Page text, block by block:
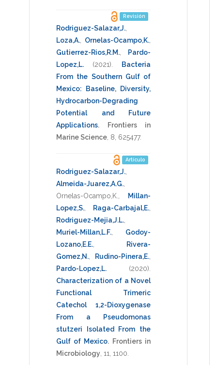
Revisión
Rodriguez-Salazar,J.
Loza,A.
Ornelas-Ocampo,K.
Gutierrez-Rios,R.M.
Pardo-
Lopez,L.
(2021)
Bacteria
From the Southern Gulf of
Mexico: Baseline, Diversity,
Hydrocarbon-Degrading
Potential and Future
Applications.
Frontiers in
Marine Science 8 625477.
Artículo
Rodriguez-Salazar,J.
Almeida-Juarez,A.G.
Ornelas-Ocampo,K.
Millan-
Lopez,S.
Raga-Carbajal,E.
Rodriguez-Mejia,J.L.
Muriel-Millan,L.F.
Godoy-
Lozano,E.E.
Rivera-
Gomez,N.
Rudino-Pinera,E.
Pardo-Lopez,L.
(2020)
Characterization of a Novel
Functional Trimeric
Catechol 1,2-Dioxygenase
From a Pseudomonas
stutzeri Isolated From the
Gulf of Mexico. Frontiers in
Microbiology 11 1100